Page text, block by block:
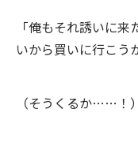
「俺もそれ誘いに
いから買いに行こう
（そうくるか……！）